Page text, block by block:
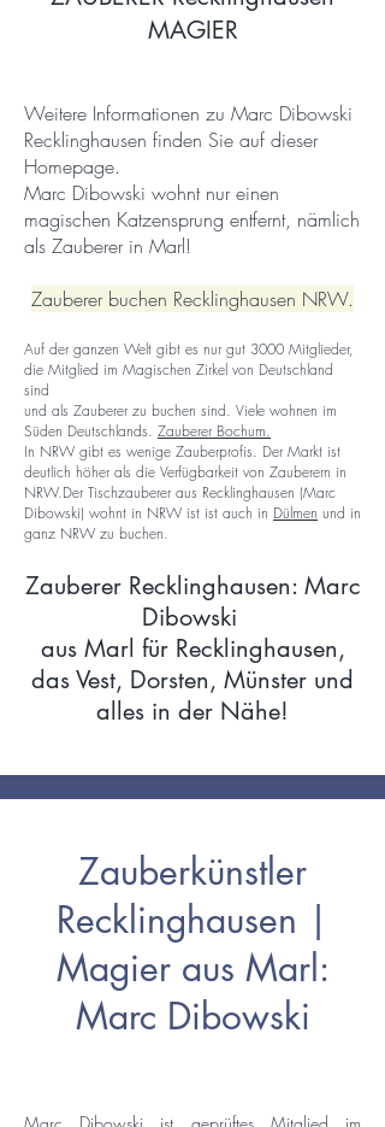
MAGIER
Weitere Informationen zu Marc Dibowski
Recklinghausen finden Sie auf dieser
Homepage.
Marc Dibowski wohnt nur einen
magischen Katzensprung entfernt, nämlich
als Zauberer in Marl!
Zauberer buchen Recklinghausen NRW.
Auf der ganzen Welt gibt es nur gut 3000 Mitglieder,
die Mitglied im Magischen Zirkel von Deutschland
sind
und als Zauberer zu buchen sind. Viele wohnen im
Süden Deutschlands. Zauberer Bochum.
In NRW gibt es wenige Zauberprofis. Der Markt ist
deutlich höher als die Verfügbarkeit von Zauberern in
NRW.Der Tischzauberer aus Recklinghausen (Marc
Dibowski) wohnt in NRW ist ist auch in Dülmen und in
ganz NRW zu buchen.
Zauberer Recklinghausen: Marc
Dibowski
aus Marl für Recklinghausen,
das Vest, Dorsten, Münster und
alles in der Nähe!
Zauberkünstler
Recklinghausen |
Magier aus Marl:
Marc Dibowski